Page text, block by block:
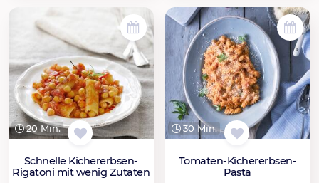
20 Min.
Schnelle Kichererbsen-
Rigatoni mit wenig Zutaten
30 Min.
Tomaten-Kichererbsen-
Pasta